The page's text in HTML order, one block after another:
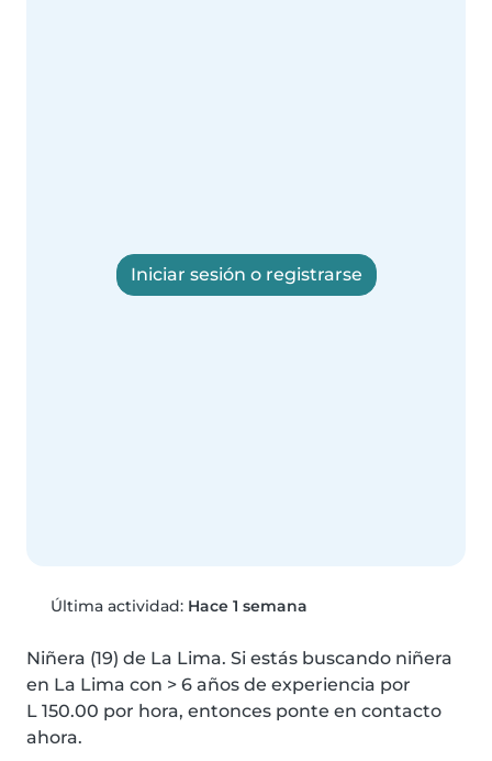
Iniciar sesión o registrarse
Última actividad: Hace 1 semana
Niñera (19) de La Lima. Si estás buscando niñera
en La Lima con > 6 años de experiencia por
L 150.00 por hora, entonces ponte en contacto
ahora.